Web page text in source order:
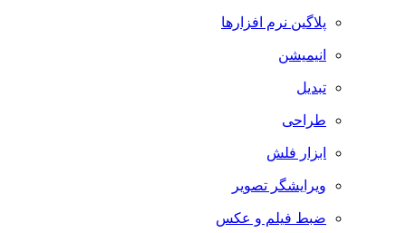
پلاگین نرم افزارها
انیمیشن
تبدیل
طراحی
ابزار فلش
ویرایشگر تصویر
ضبط فيلم و عكس